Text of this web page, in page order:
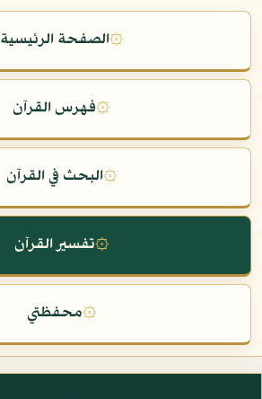
۞الصفحة الرئيسية
۞فهرس القرآن
۞البحث في القرآن
۞تفسير القرآن
۞محفظتي